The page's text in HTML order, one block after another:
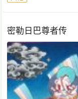
密勒日巴尊者传